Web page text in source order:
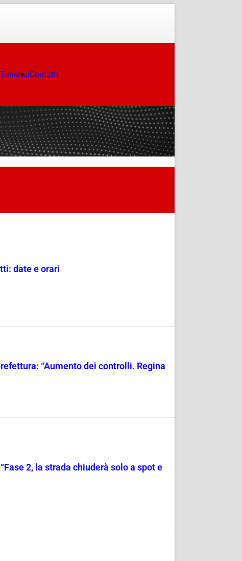
TurismoContatti
date e orari
“Aumento dei controlli. Regina
2, la strada chiuderà solo a spot e